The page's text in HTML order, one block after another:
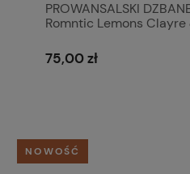
PROWANSALSKI
Romntic Lemons Clayre
75,00 zł
NOWOŚĆ